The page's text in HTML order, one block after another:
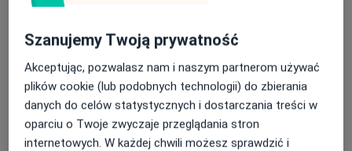
150 zł Szczegóły
Konsultacja online (pierwsza)
Darmowa usługa Szczegóły
Poradnictwo żywieniowe
Darmowa usługa Szczegóły
Szanujemy Twoją prywatność
Akceptując, pozwalasz nam i naszym partnerom używać
plików cookie (lub podobnych technologii) do zbierania
danych do celów statystycznych i dostarczania treści w
oparciu o Twoje zwyczaje przeglądania stron
internetowych. W każdej chwili możesz sprawdzić i